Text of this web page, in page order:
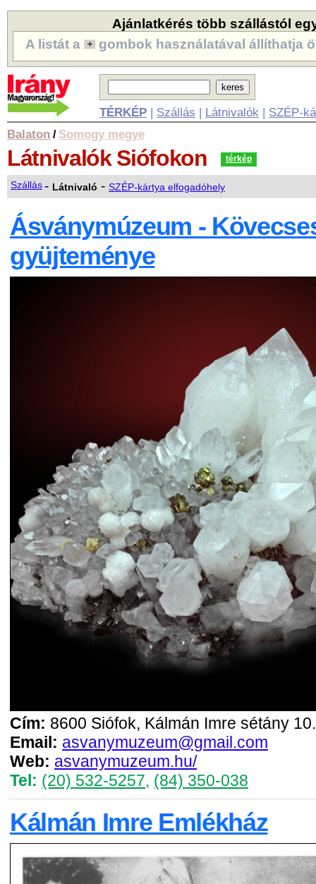
Ajánlatkérés több szállástól
A listát a
gombok használatával állíthatja
TÉRKÉP| Szállás | Látnivalók | SZÉP-
Balaton / Somogy megye
Látnivalók Siófokon térkép
Szállás- Látnivaló - SZÉP-kártya elfogadóhely
Ásványmúzeum -
gyüjteménye
Cím: 8600 Siófok, Kálmán Imre sétány 10.
Email: asvanymuzeum@gmail.com
Web: asvanymuzeum.hu/
Tel: (20) 532-5257, (84) 350-038
Kálmán Imre Emlékház